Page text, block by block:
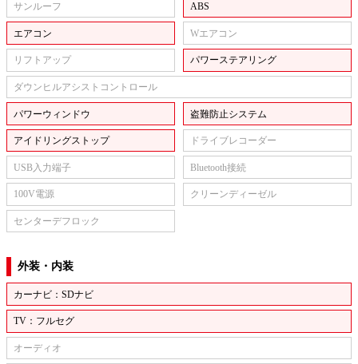
サンルーフ ABS
エアコン Wエアコン
リフトアップ パワーステアリング
ダウンヒルアシストコントロール
パワーウィンドウ 盗難防止システム
アイドリングストップ ドライブレコーダー
USB入力端子 Bluetooth接続
100V電源 クリーンディーゼル
センターデフロック
外装・内装
カーナビ：SDナビ
TV：フルセグ
オーディオ